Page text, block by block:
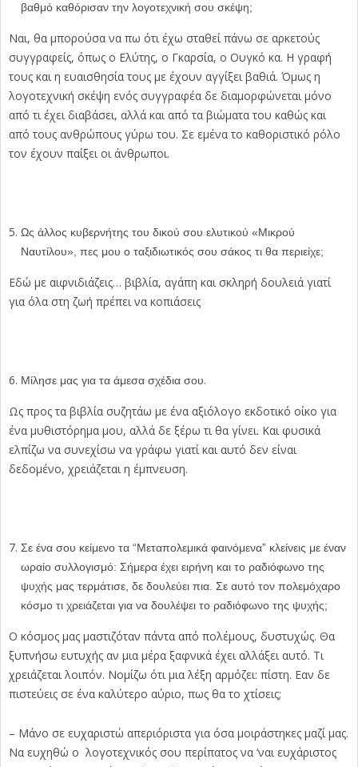
βαθμό καθόρισαν την λογοτεχνική σου σκέψη;
Ναι, θα μπορούσα να πω ότι έχω σταθεί πάνω σε αρκετούς
συγγραφείς, όπως ο Ελύτης, ο Γκαρσία, ο Ουγκό κα. Η γραφή
τους και η ευαισθησία τους με έχουν αγγίξει βαθιά. Όμως η
λογοτεχνική σκέψη ενός συγγραφέα δε διαμορφώνεται μόνο
από τι έχει διαβάσει, αλλά και από τα βιώματα του καθώς και
από τους ανθρώπους γύρω του. Σε εμένα το καθοριστικό ρόλο
τον έχουν παίξει οι άνθρωποι.
Ως άλλος κυβερνήτης του δικού σου ελυτικού «Μικρού
Ναυτίλου», πες μου ο ταξιδιωτικός σου σάκος τι θα περιείχε;
Εδώ με αιφνιδιάζεις… βιβλία, αγάπη και σκληρή δουλειά γιατί
για όλα στη ζωή πρέπει να κοπιάσεις
Μίλησε μας για τα άμεσα σχέδια σου.
Ως προς τα βιβλία συζητάω με ένα αξιόλογο εκδοτικό οίκο για
ένα μυθιστόρημα μου, αλλά δε ξέρω τι θα γίνει. Και φυσικά
ελπίζω να συνεχίσω να γράφω γιατί και αυτό δεν είναι
δεδομένο, χρειάζεται η έμπνευση.
Σε ένα σου κείμενο τα “Μεταπολεμικά φαινόμενα” κλείνεις με έναν
ωραίο συλλογισμό: Σήμερα έχει ειρήνη και το ραδιόφωνο της
ψυχής μας τερμάτισε, δε δουλεύει πια. Σε αυτό τον πολεμόχαρο
κόσμο τι χρειάζεται για να δουλέψει το ραδιόφωνο της ψυχής;
Ο κόσμος μας μαστιζόταν πάντα από πολέμους, δυστυχώς. Θα
ξυπνήσω ευτυχής αν μια μέρα ξαφνικά έχει αλλάξει αυτό. Τι
χρειάζεται λοιπόν. Νομίζω ότι μια λέξη αρμόζει: πίστη. Εαν δε
πιστεύεις σε ένα καλύτερο αύριο, πως θα το χτίσεις;
– Μάνο σε ευχαριστώ απεριόριστα για όσα μοιράστηκες μαζί μας.
Να ευχηθώ ο λογοτεχνικός σου περίπατος να ‘ναι ευχάριστος